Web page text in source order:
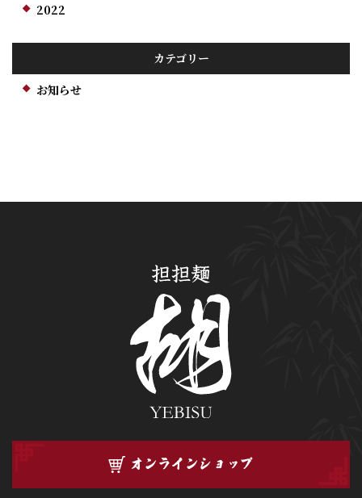
2022
カテゴリー
お知らせ
オンラインショップ